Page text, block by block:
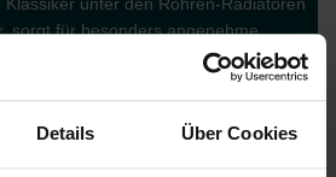
Details Über Cookies
unter den Röhren-Radiatoren
sorgt für besonders angenehme
eine große
was aufgrund des